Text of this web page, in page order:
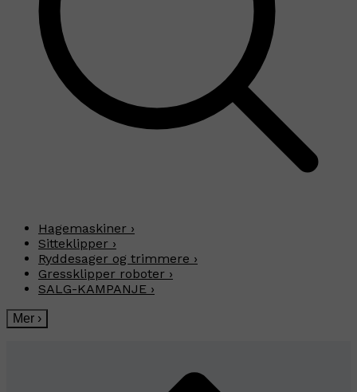
Hagemaskiner ›
Sitteklipper ›
Ryddesager og trimmere ›
Gressklipper roboter ›
SALG-KAMPANJE ›
Mer ›